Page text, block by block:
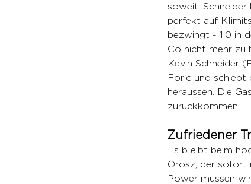
soweit.
perfekt auf
bezwingt - 1:0 in
Co nicht mehr zu
Kevin Schneider
Foric und schiebt
heraussen. Die
zurückkommen.
Zufriedener
Es bleibt beim
Orosz, der sofort
Power müssen